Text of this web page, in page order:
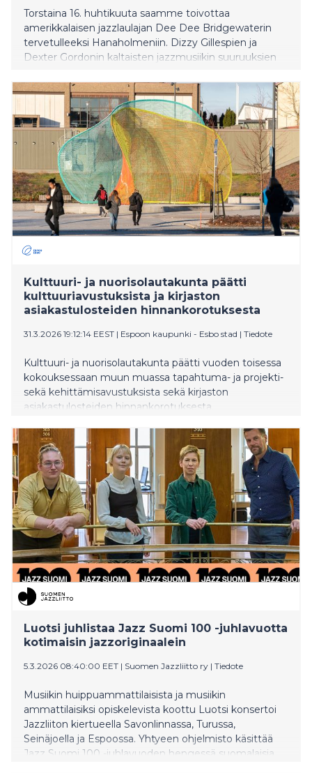
Torstaina 16. huhtikuuta saamme toivottaa
amerikkalaisen jazzlaulajan Dee Dee Bridgewaterin
tervetulleeksi Hanaholmeniin. Dizzy Gillespien ja
Dexter Gordonin kaltaisten jazzmusiikin suuruuksien
yhtenä maailman parhaista jazzvokalisteista.
Kulttuuri- ja nuorisolautakunta päätti
kulttuuriavustuksista ja kirjaston
asiakastulosteiden hinnankorotuksesta
31.3.2026 19:12:14 EEST | Espoon kaupunki - Esbo stad | Tiedote
Kulttuuri- ja nuorisolautakunta päätti vuoden toisessa
kokouksessaan muun muassa tapahtuma- ja projekti-
sekä kehittämisavustuksista sekä kirjaston
asiakastulosteiden hinnankorotuksesta.
Luotsi juhlistaa Jazz Suomi 100 -juhlavuotta
kotimaisin jazzoriginaalein
5.3.2026 08:40:00 EET | Suomen Jazzliitto ry | Tiedote
Musiikin huippuammattilaisista ja musiikin
ammattilaisiksi opiskelevista koottu Luotsi konsertoi
Jazzliiton kiertueella Savonlinnassa, Turussa,
Seinäjoella ja Espoossa. Yhtyeen ohjelmisto käsittää
Jazz Suomi 100 -juhlavuoden hengessä suomalaisia